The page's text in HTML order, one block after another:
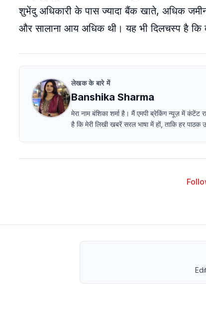
शुभेंदु अधिकारी के पास ज्यादा बैंक खाते, अधिक
और सालाना आय अधिक थी। यह भी दिलचस्प है कि
लेखक के बारे में
Banshika Sharma
मेरा नाम बंशिका शर्मा है। मैं एमपी ब्रेकिंग न्यूज़ में
है कि मेरी लिखी खबरें सरल भाषा में हों, ताकि हर